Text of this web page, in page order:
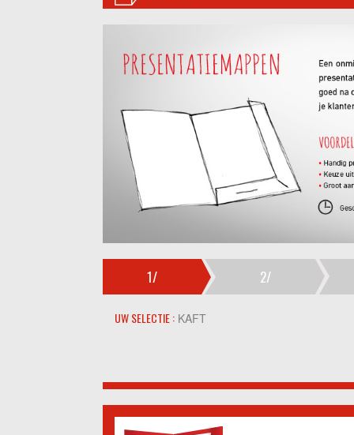
1/ 2/
UW SELECTIE : KAFT